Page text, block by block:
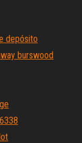
depósito
burswood